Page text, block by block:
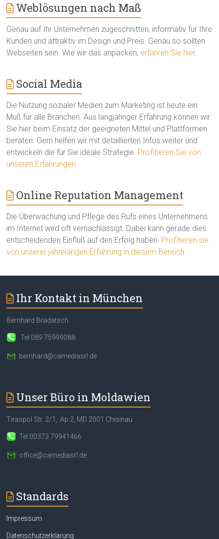
Weblösungen nach Maß
Genau auf Ihr Unternehmen zugeschnitten, informativ für Ihre
Kunden und attraktiv im Design und Preis. Genau so sollten
Webseiten sein. Wie wir das anpacken, erfahren Sie hier.
Social Media
Die Nutzung sozialer Medien zum Marketing ist heute ein
Muß für alle Branchen. Aus langjähriger Erfahrung können wir
Sie hier beim Einsatz der geeigneten Mittel und Plattformen
beraten. Gern helfen wir mit detaillierten Infos weiter und
entwickeln die für Sie ideale Strategie. Profitieren Sie von
unseren Erfahrungen.
Online Reputation Management
Die Überwachung und Pflege des Rufs eines Unternehmens
im Internet wird oft vernachlässigt. Dabei kann gerade dies
entscheidenden Einfluß auf den Erfolg haben. Profitieren sie
von unserer jahrelangen Erfahrung in diesem Bereich.
Ihr Kontakt in München
Bernhard Bradatsch
Tel 089 75999088
bernhard@camediasrl.de
Unser Büro in Moldawien
Tiraspol Str. 2/1, Ap.2, MD 2001 Chisinau
Tel 00373 79941466
office@camediasrl.de
Standards
Impressum
Datenschutzerklärung